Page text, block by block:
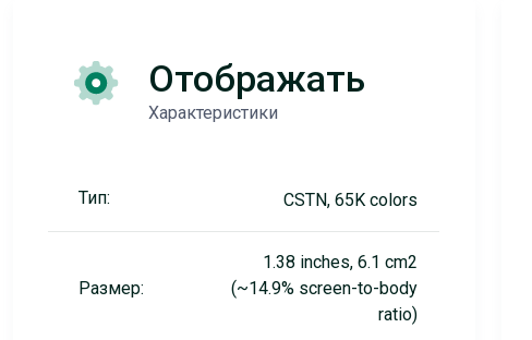
Отображать
Характеристики
Тип: CSTN, 65K colors
Размер:
1.38 inches, 6.1 cm2
(~14.9% screen-to-body
ratio)